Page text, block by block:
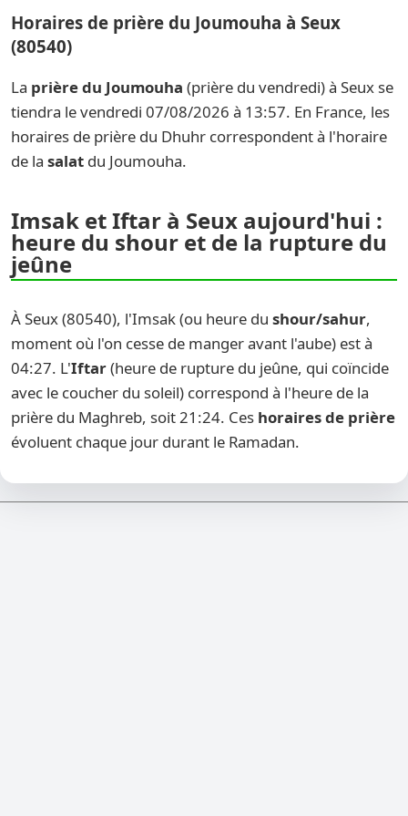
Horaires de prière du Joumouha à Seux
(80540)
La prière du Joumouha (prière du vendredi) à Seux se
tiendra le vendredi 07/08/2026 à 13:57. En France, les
horaires de prière du Dhuhr correspondent à l'horaire
de la salat du Joumouha.
Imsak et Iftar à Seux aujourd'hui :
heure du shour et de la rupture du
jeûne
À Seux (80540), l'Imsak (ou heure du shour/sahur,
moment où l'on cesse de manger avant l'aube) est à
04:27. L'Iftar(heure de rupture du jeûne, qui coïncide
avec le coucher du soleil) correspond à l'heure de la
prière du Maghreb, soit 21:24. Ces horaires de prière
évoluent chaque jour durant le Ramadan.